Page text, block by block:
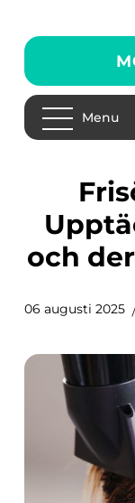
Menu
Frisör i Sundsvall:
och
06 augusti 2025